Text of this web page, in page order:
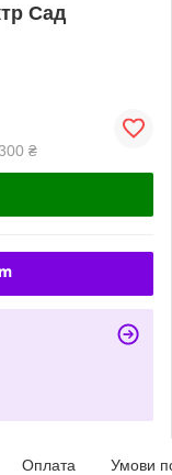
Сад
₴
Оплата Умови